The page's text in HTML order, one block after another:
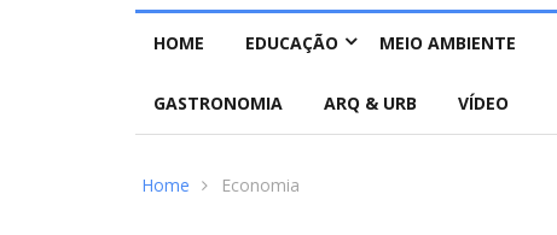
HOME EDUCAÇÃO MEIO AMBIENTE
GASTRONOMIA ARQ & URB VÍDEO
Home Economia